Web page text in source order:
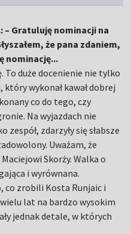
– Gratuluję nominacji na
że pana zdaniem,
nominację...
To duże docenienie nie tylko
wykonał kawał dobrej
co do tego, czy
Na wyjazdach nie
zdarzyły się słabsze
Uważam, że
Skorży. Walka o
i wyrównana.
co zrobili Kosta Runjaic i
lat na bardzo wysokim
jednak detale, w których